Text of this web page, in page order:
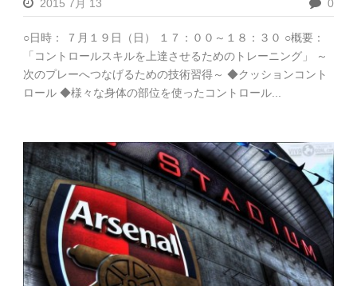
2015 7月 13 0
○日時： ７月１９日（日） １７：００～１８：３０ ○概要：
「コントロールスキルを上達させるためのトレーニング」 ～
次のプレーへつなげるための技術習得～ ◆クッションコント
ロール ◆様々な身体の部位を使ったコントロール...